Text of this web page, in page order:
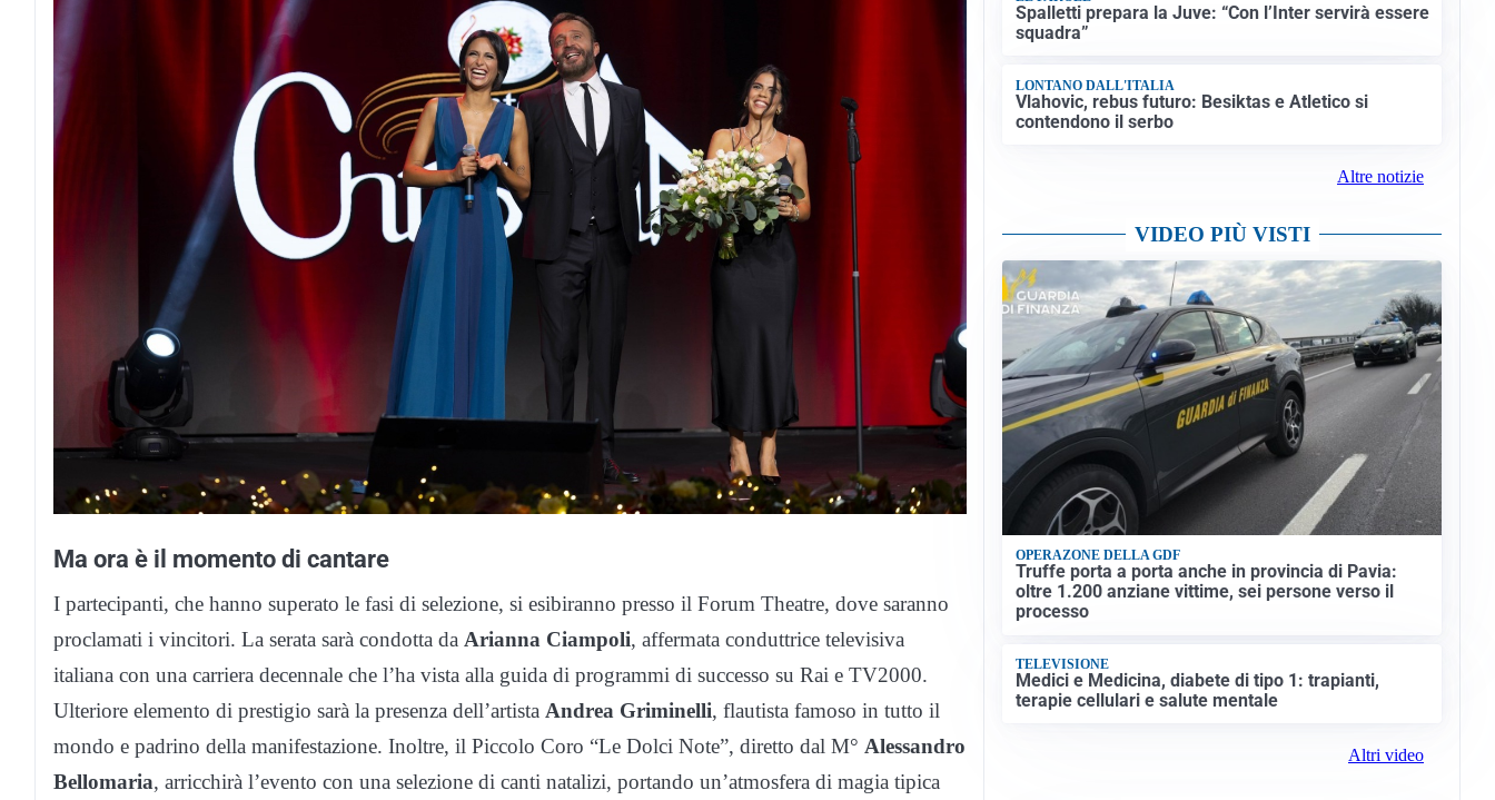
Ma ora è il momento di cantare
I partecipanti, che hanno superato le fasi di selezione, si esibiranno presso il Forum Theatre, dove saranno
proclamati i vincitori. La serata sarà condotta da Arianna Ciampoli, affermata conduttrice televisiva
italiana con una carriera decennale che l’ha vista alla guida di programmi di successo su Rai e TV2000.
Ulteriore elemento di prestigio sarà la presenza dell’artista Andrea Griminelli, flautista famoso in tutto il
mondo e padrino della manifestazione. Inoltre, il Piccolo Coro “Le Dolci Note”, diretto dal M° Alessandro
Bellomaria, arricchirà l’evento con una selezione di canti natalizi, portando un’atmosfera di magia tipica
Spalletti prepara la Juve: “Con l’Inter servirà essere
squadra”
LONTANO DALL'ITALIA
Vlahovic, rebus futuro: Besiktas e Atletico si
contendono il serbo
Altre notizie
VIDEO PIÙ VISTI
OPERAZONE DELLA GDF
Truffe porta a porta anche in provincia di Pavia:
oltre 1.200 anziane vittime, sei persone verso il
processo
TELEVISIONE
Medici e Medicina, diabete di tipo 1: trapianti,
terapie cellulari e salute mentale
Altri video